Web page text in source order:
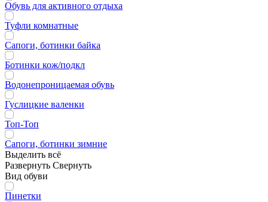
Обувь для активного отдыха
Туфли комнатные
Сапоги, ботинки байка
Ботинки кож/подкл
Водонепроницаемая обувь
Гуслицкие валенки
Топ-Топ
Сапоги, ботинки зимние
Выделить всё
Развернуть Свернуть
Вид обуви
Пинетки